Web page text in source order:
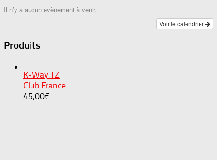
Il n’y a aucun évènement à venir.
Voir le calendrier
Produits
K-Way TZ
Club France
45,00€